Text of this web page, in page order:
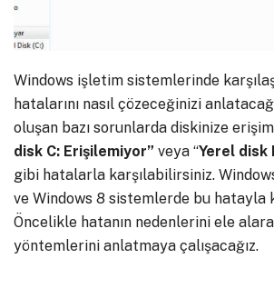
Windows işletim sistemlerinde
hatalarını nasıl çözeceğinizi
oluşan bazı sorunlarda diskinize erişim
disk C: Erişilemiyor” veya “Yerel disk
gibi hatalarla karşılabilirsiniz.
ve Windows 8 sistemlerde bu hatayla
Öncelikle hatanın nedenlerini ele
yöntemlerini anlatmaya çalışacağız.